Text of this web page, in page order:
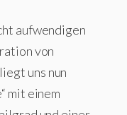
aufwendigen
von
uns nun
mit einem